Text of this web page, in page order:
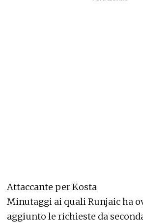
Attaccante per Kosta
Minutaggi ai quali Runjaic ha
aggiunto le richieste da